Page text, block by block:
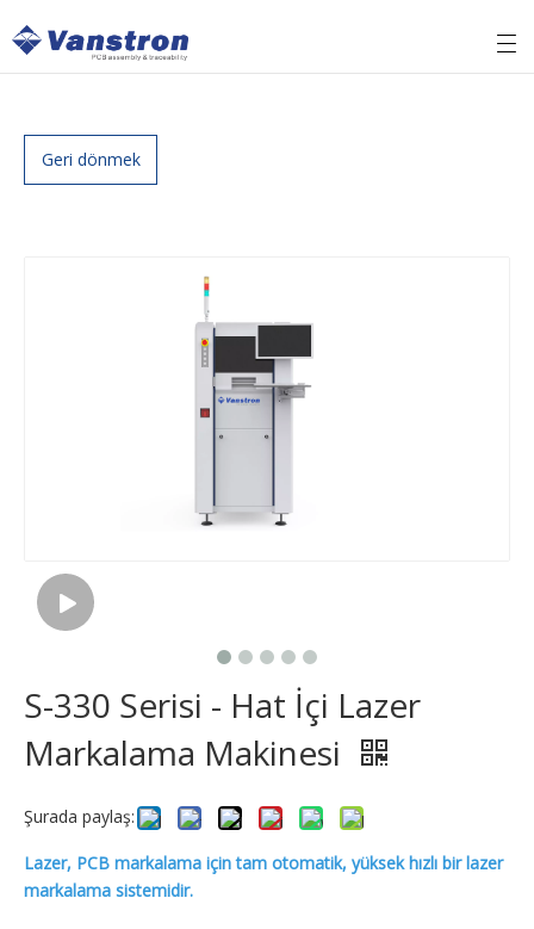
Geri dönmek
S-330 Serisi - Hat İçi Lazer
Markalama Makinesi
Şurada paylaş:
Lazer, PCB markalama için tam otomatik, yüksek hızlı bir lazer
markalama sistemidir.